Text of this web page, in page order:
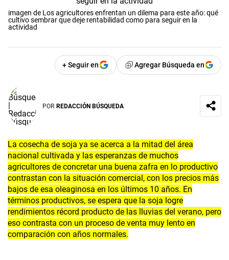
imagen de Los agricultores enfrentan un dilema para este año: qué
cultivo sembrar que deje rentabilidad como para seguir en la
actividad
+ Seguir en Agregar Búsqueda en
POR REDACCIÓN BÚSQUEDA
La cosecha de soja ya se acerca a la mitad del área
nacional cultivada y las esperanzas de muchos
agricultores de concretar una buena zafra en lo productivo
contrastan con la situación comercial, con los precios más
bajos de esa oleaginosa en los últimos 10 años. En
términos productivos, se espera que la soja logre
rendimientos récord producto de las lluvias del verano, pero
eso contrasta con un proceso de venta muy lento en
comparación con años normales.